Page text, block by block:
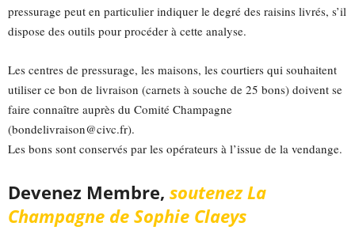
pressurage peut en particulier indiquer le degré des raisins livrés, s’il
dispose des outils pour procéder à cette analyse.
Les centres de pressurage, les maisons, les courtiers qui souhaitent
utiliser ce bon de livraison (carnets à souche de 25 bons) doivent se
faire connaître auprès du Comité Champagne
(bondelivraison@civc.fr).
Les bons sont conservés par les opérateurs à l’issue de la vendange.
Devenez Membre, soutenez La
Champagne de Sophie Claeys